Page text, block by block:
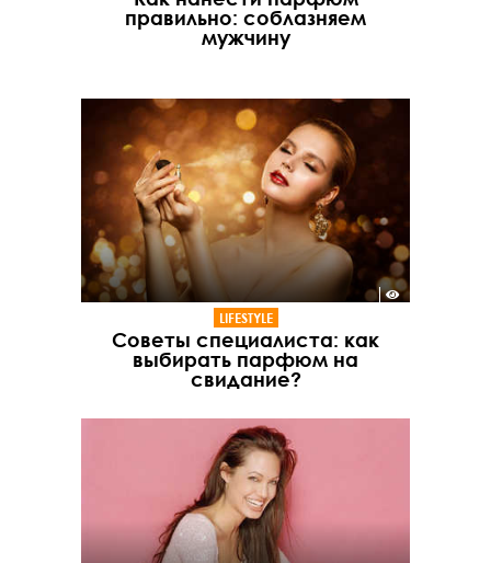
правильно: соблазняем
мужчину
LIFESTYLE
Советы специалиста: как
выбирать парфюм на
свидание?